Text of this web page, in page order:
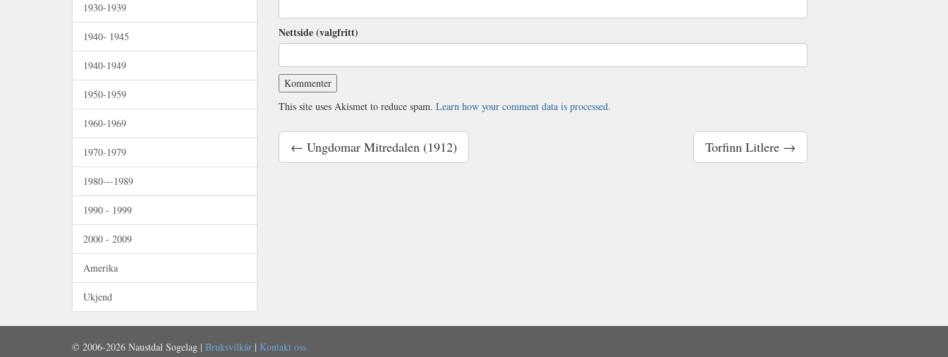
1930-1939
1940- 1945
1940-1949
1950-1959
1960-1969
1970-1979
1980---1989
1990 - 1999
2000 - 2009
Amerika
Ukjend
Nettside (valgfritt)
This site uses Akismet to reduce spam. Learn how your comment data is processed.
← Ungdomar Mitredalen (1912) Torfinn Litlere →
© 2006-2026 Naustdal Sogelag | Bruksvilkår | Kontakt oss